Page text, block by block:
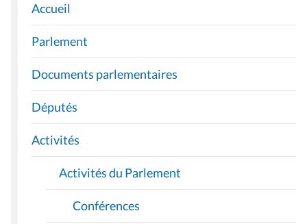
N
A
V
I
G
A
T
I
O
Accueil
Parlement
Documents parlementaires
Députés
Activités
Activités du Parlement
Conférences